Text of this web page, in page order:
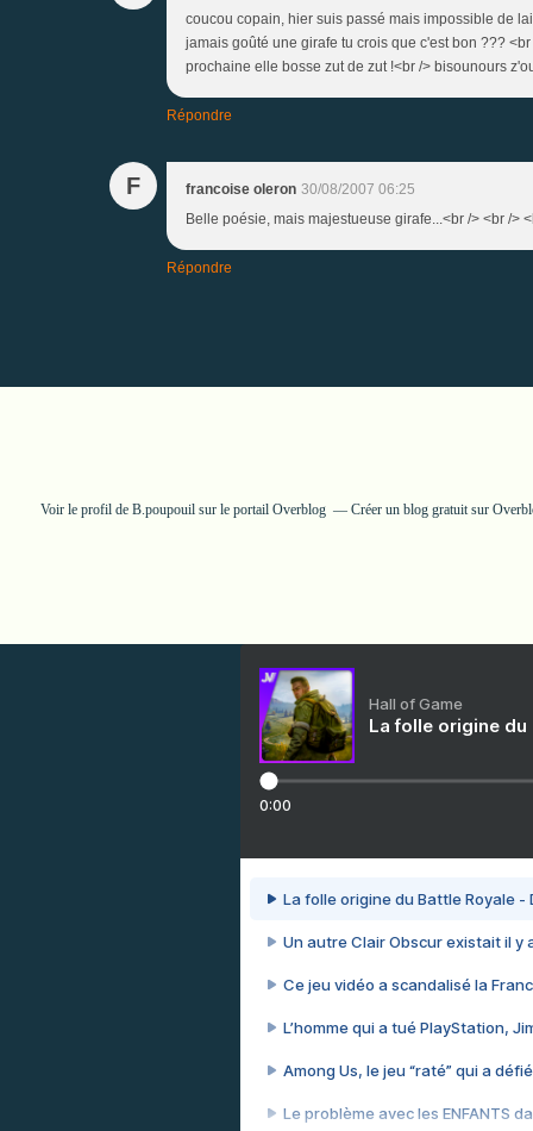
coucou copain, hier suis passé mais impossible de
jamais goûté une girafe tu crois que c'est bon ???
prochaine elle bosse zut de zut !<br /> bisounours
Répondre
F francoise oleron 30/08/2007 06:25
Belle poésie, mais majestueuse girafe...<br /> <br />
Répondre
Voir le profil de B.poupouil sur le portail Overblog Créer un blog gratuit sur
Hall of Game
La folle origine
0:00
La folle origine du Battle Royale -
Un autre Clair Obscur existait il y
Ce jeu vidéo a scandalisé la
L’homme qui a tué PlayStation,
Among Us, le jeu “raté” qui a
Le problème avec les ENFANTS